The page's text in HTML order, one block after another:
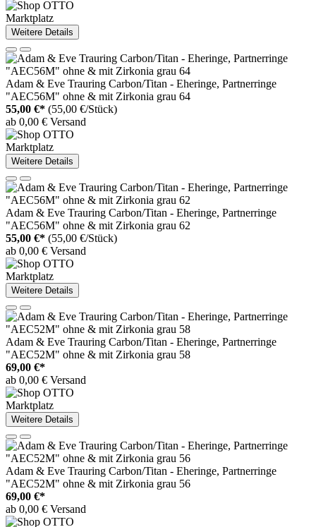
Marktplatz
Weitere Details
Adam & Eve Trauring Carbon/Titan - Eheringe, Partnerringe
"AEC56M" ohne & mit Zirkonia grau 64
55,00 €* (55,00 €/Stück)
ab 0,00 € Versand
Marktplatz
Weitere Details
Adam & Eve Trauring Carbon/Titan - Eheringe, Partnerringe
"AEC56M" ohne & mit Zirkonia grau 62
55,00 €* (55,00 €/Stück)
ab 0,00 € Versand
Marktplatz
Weitere Details
Adam & Eve Trauring Carbon/Titan - Eheringe, Partnerringe
"AEC52M" ohne & mit Zirkonia grau 58
69,00 €*
ab 0,00 € Versand
Marktplatz
Weitere Details
Adam & Eve Trauring Carbon/Titan - Eheringe, Partnerringe
"AEC52M" ohne & mit Zirkonia grau 56
69,00 €*
ab 0,00 € Versand